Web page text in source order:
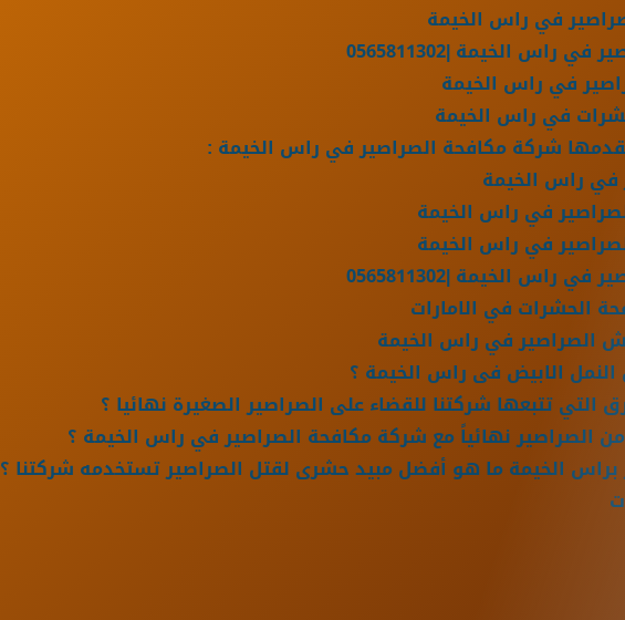
في راس الخيمة
الخيمة |0565811302
في راس الخيمة
في راس الخيمة
شركة مكافحة الصراصير في راس الخيمة :
في راس الخيمة
في راس الخيمة
في راس الخيمة
الخيمة |0565811302
الحشرات في الامارات
الصراصير في راس الخيمة
الابيض فى راس الخيمة ؟
تتبعها شركتنا للقضاء على الصراصير الصغيرة نهائيا ؟
الصراصير نهائياً مع شركة مكافحة الصراصير في راس الخيمة ؟
براس الخيمة ما هو أفضل مبيد حشرى لقتل الصراصير تستخدمه شركتنا ؟